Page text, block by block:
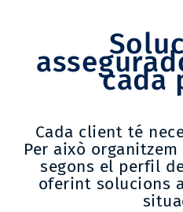
cada
Cada client té
Per això
segons el perfil
oferint solucions